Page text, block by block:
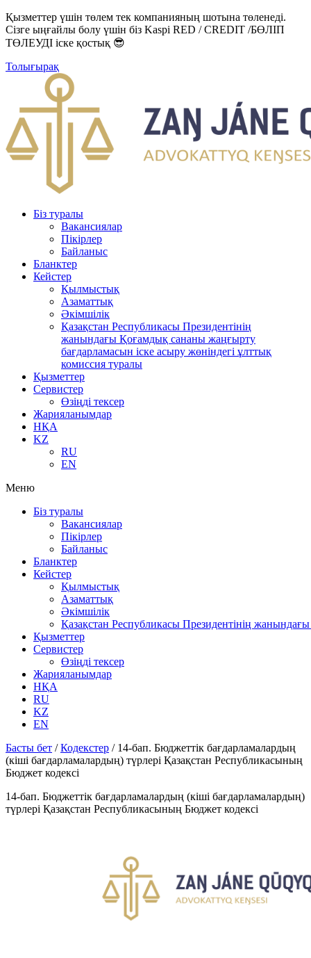
Қызметтер үшін төлем тек компанияның шотына төленеді.
Сізге ыңғайлы болу үшін біз Kaspi RED / CREDIT /БӨЛІП
ТӨЛЕУДІ іске қостық 😎
Толығырақ
Біз туралы
Вакансиялар
Пікірлер
Байланыс
Бланктер
Кейстер
Қылмыстық
Азаматтық
Әкімшілік
Қазақстан Республикасы Президентінің
жанындағы Қоғамдық сананы жаңғырту
бағдарламасын іске асыру жөніндегі ұлттық
комиссия туралы
Қызметтер
Сервистер
Өзіңді тексер
Жарияланымдар
НҚА
KZ
RU
EN
Меню
Біз туралы
Вакансиялар
Пікірлер
Байланыс
Бланктер
Кейстер
Қылмыстық
Азаматтық
Әкімшілік
Қазақстан Республикасы Президентінің
Қызметтер
Сервистер
Өзіңді тексер
Жарияланымдар
НҚА
RU
KZ
EN
Басты бет /Кодекстер / 14-бап. Бюджеттік бағдарламалардың
(кіші бағдарламалардың) түрлері Қазақстан Республикасының
Бюджет кодексі
14-бап. Бюджеттік бағдарламалардың (кіші бағдарламалардың)
түрлері Қазақстан Республикасының Бюджет кодексі